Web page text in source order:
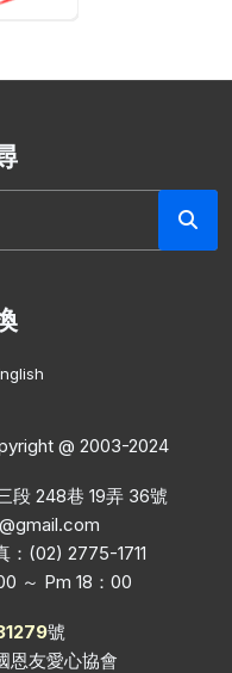
@ 2003-2024
段 248巷 19弄 36號
(02) 2775-1711
～ Pm 18：00
號
恩友愛心協會